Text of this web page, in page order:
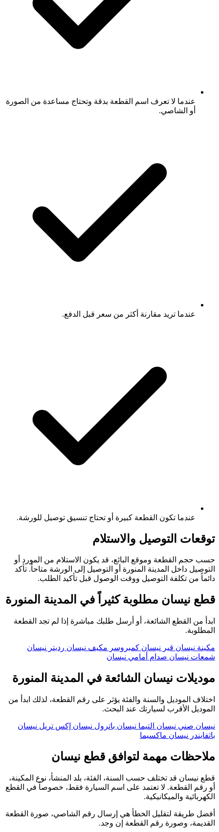
عندما لا تعرف اسم القطعة بدقة وتحتاج مساعدة من الصورة
أو الشاصي.
عندما تريد مقارنة أكثر من سعر قبل الدفع.
عندما تكون القطعة كبيرة أو تحتاج تنسيق توصيل للورشة.
توقعات التوصيل والاستلام
حسب حجم القطعة وموقع البائع، قد يكون الاستلام من المورد أو
التوصيل داخل المدينة المنورة أو التوصيل إلى الورشة متاحاً. تأكد
دائماً من تكلفة التوصيل ووقت الوصول قبل تأكيد الطلب.
قطع نيسان مطلوبة كثيراً في المدينة المنورة
ابدأ من القطع الشائعة، أو أرسل طلبك مباشرة إذا لم تجد القطعة
المطلوبة.
مكينة نيسان قير نيسان كمبروسر مكيف نيسان رديتر نيسان
شمعات نيسان صدام أمامي نيسان
موديلات نيسان الشائعة في المدينة المنورة
اختلاف الموديل والسنة والفئة يؤثر على رقم القطعة، لذلك ابدأ من
الموديل الأقرب لسيارتك عند البحث.
نيسان صني نيسان التيما نيسان باترول نيسان إكس تريل نيسان
باثفايندر نيسان ماكسيما
ملاحظات مهمة لتوافق قطع نيسان
قطع نيسان قد تختلف حسب السنة، الفئة، بلد المنشأ، نوع المكينة،
أو رقم القطعة. لا تعتمد على اسم السيارة فقط، خصوصاً في القطع
الكهربائية والميكانيكية.
أفضل طريقة لتقليل الخطأ هي إرسال رقم الشاصي، صورة القطعة
القديمة، وصورة رقم القطعة إن وجد.